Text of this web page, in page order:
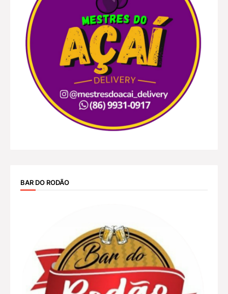
BAR DO RODÃO